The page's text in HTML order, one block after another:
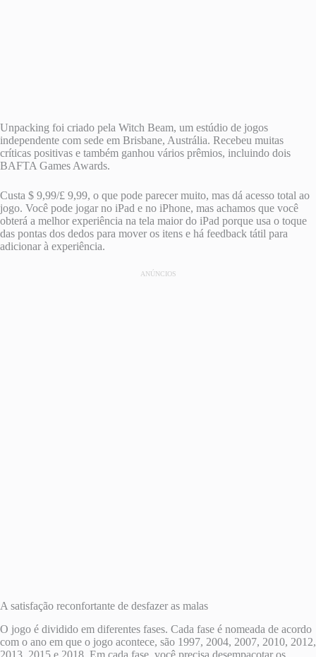
Unpacking foi criado pela Witch Beam, um estúdio de jogos
independente com sede em Brisbane, Austrália. Recebeu muitas
críticas positivas e também ganhou vários prêmios, incluindo dois
BAFTA Games Awards.
Custa $ 9,99/£ 9,99, o que pode parecer muito, mas dá acesso total ao
jogo. Você pode jogar no iPad e no iPhone, mas achamos que você
obterá a melhor experiência na tela maior do iPad porque usa o toque
das pontas dos dedos para mover os itens e há feedback tátil para
adicionar à experiência.
ANÚNCIOS
A satisfação reconfortante de desfazer as malas
O jogo é dividido em diferentes fases. Cada fase é nomeada de acordo
com o ano em que o jogo acontece, são 1997, 2004, 2007, 2010, 2012,
2013, 2015 e 2018. Em cada fase, você precisa desempacotar os